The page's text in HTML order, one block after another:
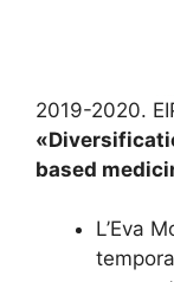
2019-2020.
based
L’Eva